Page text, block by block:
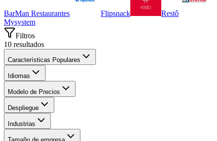
BarMan Restaurantes Flipsnack
Restô
Mysystem
Filtros
10 resultados
Características Populares
Idiomas
Modelo de Precios
Despliegue
Industrias